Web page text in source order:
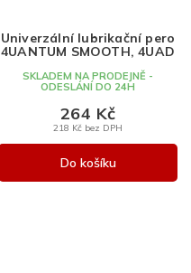
Univerzální lubrikační pero
4UANTUM SMOOTH, 4UAD
SKLADEM NA PRODEJNĚ -
ODESLÁNÍ DO 24H
218 Kč bez DPH
264 Kč
Do košíku